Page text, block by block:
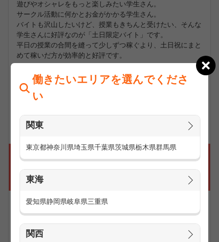
働きたいエリアを選んでくださ
い
関東
東京都神奈川県埼玉県千葉県茨城県栃木県群馬県
東海
愛知県静岡県岐阜県三重県
関西
遊びやオシャレをもっと楽しみたい学生さん。
サークル活動に何かとお金がかかる学生さん。
バイトも沢山したいけど、授業もきちんと受けたい、そんな
学生さんに好評なのが「土日限定バイト」です。
平日の授業の合間を縫って少しずつ稼ぐより、土日祝にまと
めて稼いだ方が効率的と好評です。
平日は授業やサークル活動に専念して、土日祝だけで働く、
そんなライフスタイルを持つ学生さんが増えています。
お仕事の求人一覧を見る
バイト・アルバイトのお仕事は休日短期の
お仕事が多いのでWワーカーの方でも働き
やすい！